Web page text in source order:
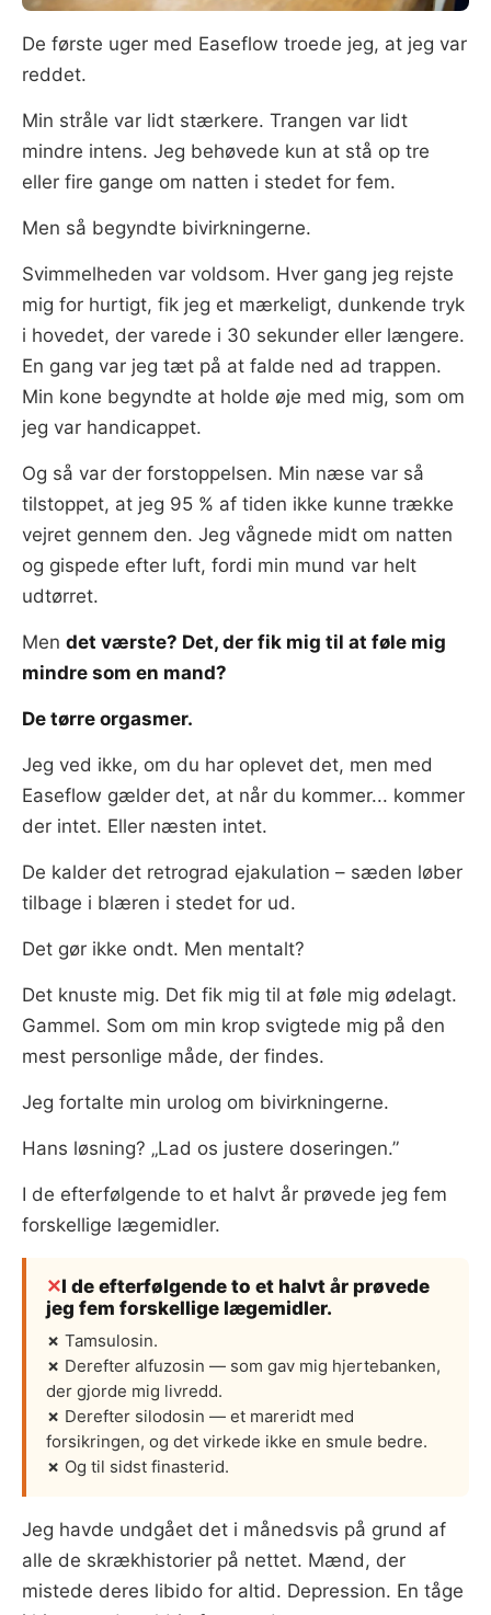
De første uger med Easeflow troede jeg, at jeg var
reddet.
Min stråle var lidt stærkere. Trangen var lidt
mindre intens. Jeg behøvede kun at stå op tre
eller fire gange om natten i stedet for fem.
Men så begyndte bivirkningerne.
Svimmelheden var voldsom. Hver gang jeg rejste
mig for hurtigt, fik jeg et mærkeligt, dunkende tryk
i hovedet, der varede i 30 sekunder eller længere.
En gang var jeg tæt på at falde ned ad trappen.
Min kone begyndte at holde øje med mig, som om
jeg var handicappet.
Og så var der forstoppelsen. Min næse var så
tilstoppet, at jeg 95 % af tiden ikke kunne trække
vejret gennem den. Jeg vågnede midt om natten
og gispede efter luft, fordi min mund var helt
udtørret.
Men det værste? Det, der fik mig til at føle mig
mindre som en mand?
De tørre orgasmer.
Jeg ved ikke, om du har oplevet det, men med
Easeflow gælder det, at når du kommer... kommer
der intet. Eller næsten intet.
De kalder det retrograd ejakulation – sæden løber
tilbage i blæren i stedet for ud.
Det gør ikke ondt. Men mentalt?
Det knuste mig. Det fik mig til at føle mig ødelagt.
Gammel. Som om min krop svigtede mig på den
mest personlige måde, der findes.
Jeg fortalte min urolog om bivirkningerne.
Hans løsning? „Lad os justere doseringen.”
I de efterfølgende to et halvt år prøvede jeg fem
forskellige lægemidler.
I de efterfølgende to et halvt år prøvede
jeg fem forskellige lægemidler.
✗ Tamsulosin.
✗ Derefter alfuzosin — som gav mig hjertebanken,
der gjorde mig livredd.
✗ Derefter silodosin — et mareridt med
forsikringen, og det virkede ikke en smule bedre.
✗ Og til sidst finasterid.
Jeg havde undgået det i månedsvis på grund af
alle de skrækhistorier på nettet. Mænd, der
mistede deres libido for altid. Depression. En tåge